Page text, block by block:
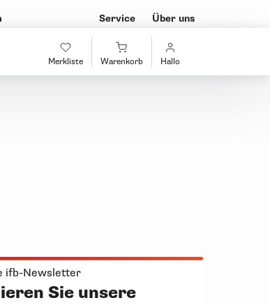
Merkliste Warenkorb Hallo
Service Über uns
ifb-Newsletter
Sie unsere